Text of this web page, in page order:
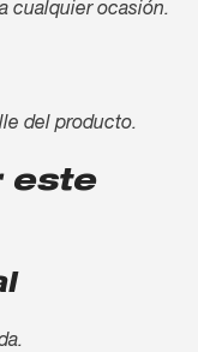
cualquier ocasión.
del producto.
este